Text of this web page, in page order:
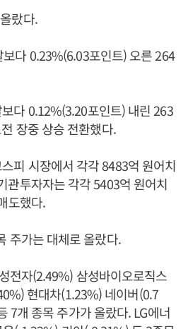
랐다.
다 0.23%(6.03포인트) 오른 264
다 0.12%(3.20포인트) 내린 263
장중 상승 전환했다.
피 시장에서 각각 8483억 원어치
관투자자는 각각 5403억 원어치
도했다.
주가는 대체로 올랐다.
전자(2.49%) 삼성바이오로직스
현대차(1.23%) 네이버(0.7
7개 종목 주가가 올랐다. LG에너